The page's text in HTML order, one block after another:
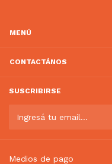
MENÚ
CONTACTÁNOS
SUSCRIBIRSE
Medios de pago